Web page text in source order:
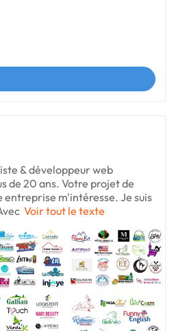
& développeur web
de 20 ans. Votre projet de
m'intéresse. Je suis
Voir tout le texte